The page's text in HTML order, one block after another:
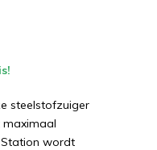
steelstofzuiger
maximaal
Station wordt